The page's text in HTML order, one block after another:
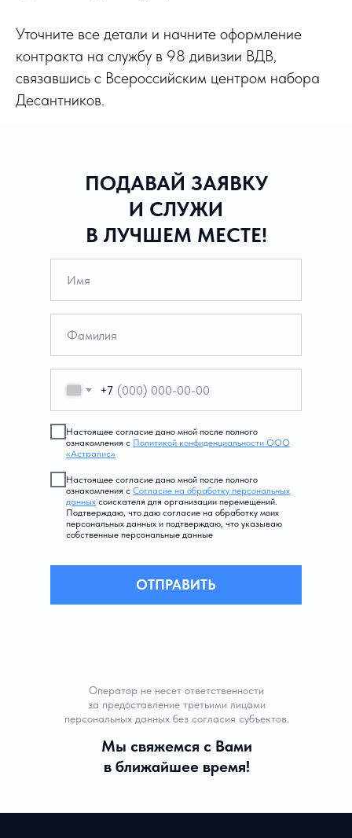
Уточните все детали и начните оформление
контракта на службу в 98 дивизии ВДВ,
связавшись с Всероссийским центром набора
Десантников.
ПОДАВАЙ ЗАЯВКУ
И СЛУЖИ
В ЛУЧШЕМ МЕСТЕ!
Мы свяжемся с Вами
в ближайшее время!
Оператор не несет ответственности
за предоставление третьими лицами
персональных данных без согласия субъектов.
+7
Настоящее согласие дано мной после полного
ознакомления с Политикой конфиденциальности ООО
«Астралис»
Настоящее согласие дано мной после полного
ознакомления с Согласие на обработку персональных
данных соискателя для организации перемещений.
Подтверждаю, что даю согласие на обработку моих
персональных данных и подтверждаю, что указываю
собственные персональные данные
ОТПРАВИТЬ